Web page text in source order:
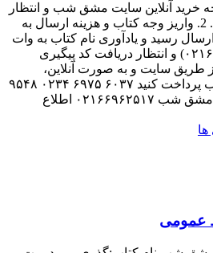
خرید آنلاین سایت مشق شب و انتظار
دریافت کد پیگیری مرسوله. 2. واریز وجه کتاب و هزینه ارسال به
رسید و یادآوری نام کتاب به وات
ساپ مشق شب(۰۲۱۶۶۹۶۲۵۱۷) و انتظار دریافت کد پیگیری
طریق سایت و به صورت آنلاین،
می‌توانید به کارت مشق شب پرداخت کنید ۶۰۳۷ ۶۹۷۵ ۰۲۳۴ ۹۵۴۸
سپس به شماره وات ساپ مشق شب ۰۲۱۶۶۹۶۲۵۱۷ اطلاع
عمومی